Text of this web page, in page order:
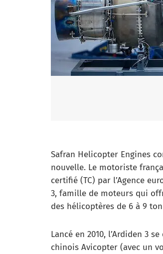
Safran Helicopter Engines
nouvelle. Le motoriste
certifié (TC) par l’Agence
3, famille de moteurs qui
des hélicoptères de 6 à 9
Lancé en 2010, l’Ardiden 3
chinois Avicopter (avec un